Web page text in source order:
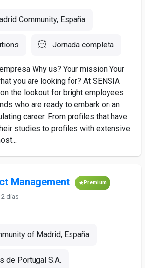
Community, España
Jornada completa
Why us? Your mission Your
you are looking for? At SENSIA
the lookout for bright employees
who are ready to embark on an
career. From profiles that have
studies to profiles with extensive
Management Premium
2 días
of Madrid, España
de Portugal S.A.